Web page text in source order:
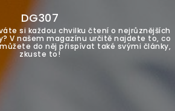
DG307
si každou chvilku čtení o nejrůznějších
V našem magazínu určitě najdete to, co
do něj přispívat také svými články,
zkuste to!